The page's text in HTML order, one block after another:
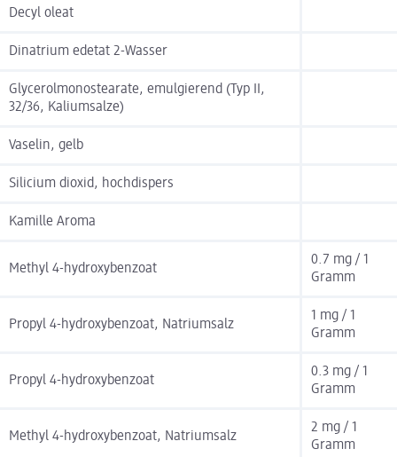
Decyl oleat
Dinatrium edetat 2-Wasser
Glycerolmonostearate, emulgierend (Typ II,
32/36, Kaliumsalze)
Vaselin, gelb
Silicium dioxid, hochdispers
Kamille Aroma
Methyl 4-hydroxybenzoat
0.7 mg / 1
Gramm
Propyl 4-hydroxybenzoat, Natriumsalz
1 mg / 1
Gramm
Propyl 4-hydroxybenzoat
0.3 mg / 1
Gramm
Methyl 4-hydroxybenzoat, Natriumsalz
2 mg / 1
Gramm